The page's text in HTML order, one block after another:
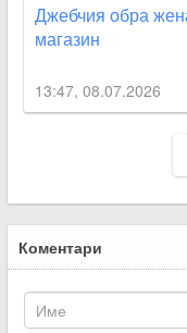
Джебчия обра
магазин
13:47, 08.07.2026
Коментари